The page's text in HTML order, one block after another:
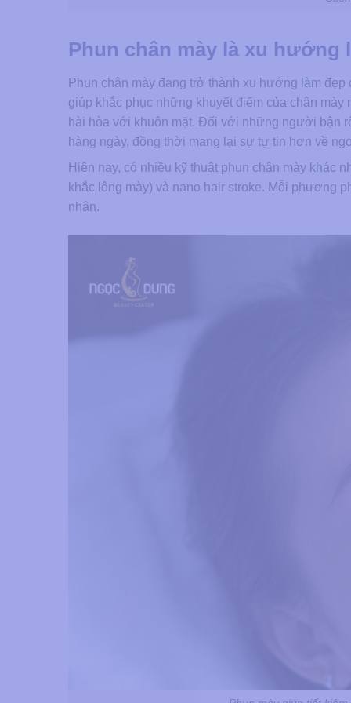
Phun chân mày là xu
Phun chân mày đang trở thành xu hướng làm
giúp khắc phục những khuyết điểm của chân
hài hòa với khuôn mặt. Đối với những người bận
hàng ngày, đồng thời mang lại sự tự tin hơn về
Hiện nay, có nhiều kỹ thuật phun chân mày khác
khắc lông mày) và nano hair stroke. Mỗi phương
nhân.